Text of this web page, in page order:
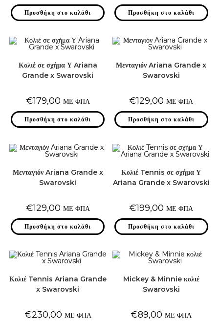
Προσθήκη στο καλάθι Προσθήκη στο καλάθι
Κολιέ σε σχήμα Υ Ariana
Grande x Swarovski
€179,00 ΜΕ ΦΠΑ
Προσθήκη στο καλάθι
Μενταγιόν Ariana Grande x
Swarovski
€129,00 ΜΕ ΦΠΑ
Προσθήκη στο καλάθι
Μενταγιόν Ariana Grande x
Swarovski
€129,00 ΜΕ ΦΠΑ
Προσθήκη στο καλάθι
Κολιέ Tennis σε σχήμα Υ
Ariana Grande x Swarovski
€199,00 ΜΕ ΦΠΑ
Προσθήκη στο καλάθι
Κολιέ Tennis Ariana Grande
x Swarovski
€230,00 ΜΕ ΦΠΑ
Mickey & Minnie κολιέ
Swarovski
€89,00 ΜΕ ΦΠΑ